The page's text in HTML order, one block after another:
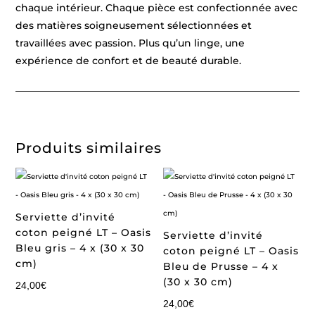
chaque intérieur. Chaque pièce est confectionnée avec
des matières soigneusement sélectionnées et
travaillées avec passion. Plus qu’un linge, une
expérience de confort et de beauté durable.
Produits similaires
Serviette d’invité
coton peigné LT – Oasis
Bleu gris – 4 x (30 x 30
cm)
24,00€
Serviette d’invité
coton peigné LT – Oasis
Bleu de Prusse – 4 x
(30 x 30 cm)
24,00€